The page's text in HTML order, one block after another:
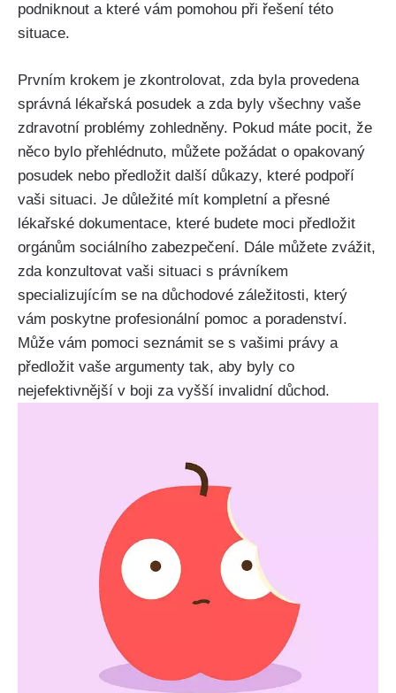
podniknout a které vám pomohou při řešení této
situace.
Prvním krokem je zkontrolovat, zda byla provedena
správná lékařská posudek a zda byly všechny vaše
zdravotní problémy zohledněny. Pokud máte pocit, že
něco bylo přehlédnuto, můžete požádat o opakovaný
posudek nebo předložit další důkazy, které podpoří
vaši situaci. Je důležité mít kompletní a přesné
lékařské dokumentace, které budete moci předložit
orgánům sociálního zabezpečení. Dále můžete zvážit,
zda konzultovat vaši situaci s právníkem
specializujícím se na důchodové záležitosti, který
vám poskytne profesionální pomoc a poradenství.
Může vám pomoci seznámit se s vašimi právy a
předložit vaše argumenty tak, aby byly co
nejefektivnější v boji za vyšší invalidní důchod.